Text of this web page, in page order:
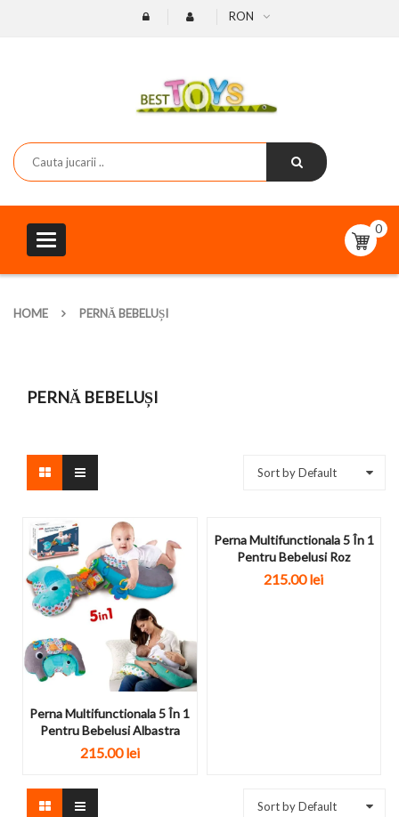
RON
Toggle
navigation
0
HOME PERNĂ BEBELUȘI
PERNĂ BEBELUȘI
Sort by Default
Perna Multifunctionala 5 În 1
Pentru Bebelusi Albastra
215.00lei
Perna Multifunctionala 5 În 1
Pentru Bebelusi Roz
215.00lei
Sort by Default